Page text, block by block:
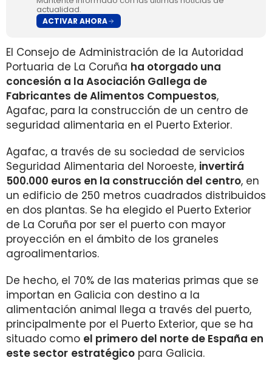
actualidad.
ACTIVAR AHORA
El Consejo de Administración de la Autoridad
Portuaria de La Coruña ha otorgado una
concesión a la Asociación Gallega de
Fabricantes de Alimentos Compuestos,
Agafac, para la construcción de un centro de
seguridad alimentaria en el Puerto Exterior.
Agafac, a través de su sociedad de servicios
Seguridad Alimentaria del Noroeste, invertirá
500.000 euros en la construcción del centro, en
un edificio de 250 metros cuadrados distribuidos
en dos plantas. Se ha elegido el Puerto Exterior
de La Coruña por ser el puerto con mayor
proyección en el ámbito de los graneles
agroalimentarios.
De hecho, el 70% de las materias primas que se
importan en Galicia con destino a la
alimentación animal llega a través del puerto,
principalmente por el Puerto Exterior, que se ha
situado como el primero del norte de España en
este sector estratégico para Galicia.